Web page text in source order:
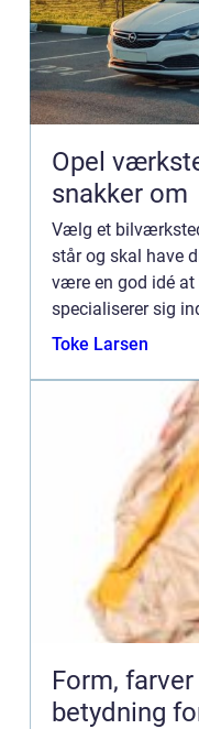
Opel
snakker om
Vælg et
står og skal have
være en god idé
specialiserer sig
er. De findes
Toke Larsen
Form,
betydning